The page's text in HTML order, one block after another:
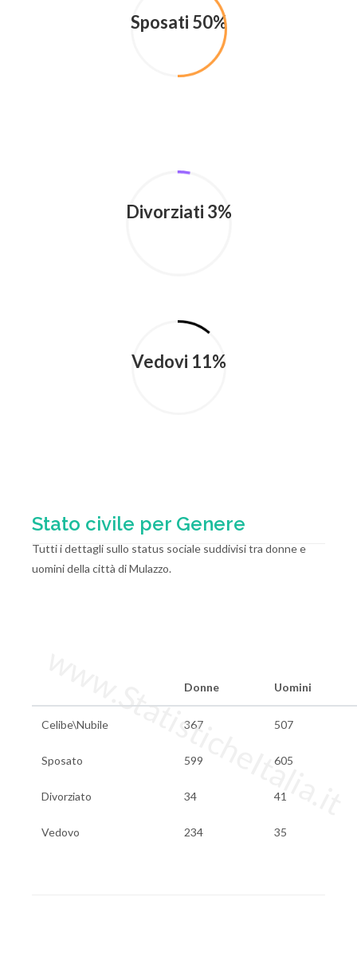
Sposati 50%
Divorziati 3%
Vedovi 11%
Stato civile per Genere
Tutti i dettagli sullo status sociale suddivisi tra donne e
uomini della città di Mulazzo.
Donne Uomini
Celibe\Nubile 367 507
Sposato 599 605
Divorziato 34 41
Vedovo 234 35
www.StatisticheItalia.it